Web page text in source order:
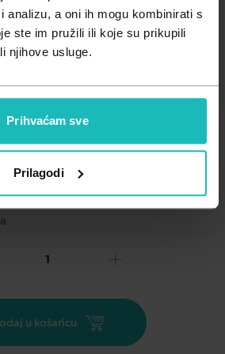
analizu, a oni ih mogu kombinirati s
ste im pružili ili koje su prikupili
njihove usluge.
Prihvaćam sve
Prilagodi
u košaricu